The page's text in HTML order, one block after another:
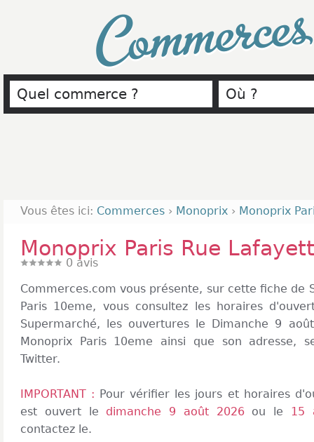
Vous êtes ici: Commerces › Monoprix › Monoprix
Monoprix Paris Rue
0 avis
Commerces.com vous présente, sur cette fiche de
Paris 10eme, vous consultez les horaires
Supermarché, les ouvertures le Dimanche 9
Monoprix Paris 10eme ainsi que son adresse,
Twitter.
IMPORTANT : Pour vérifier les jours et horaires
est ouvert le dimanche 9 août 2026ou le 15
contactez le.